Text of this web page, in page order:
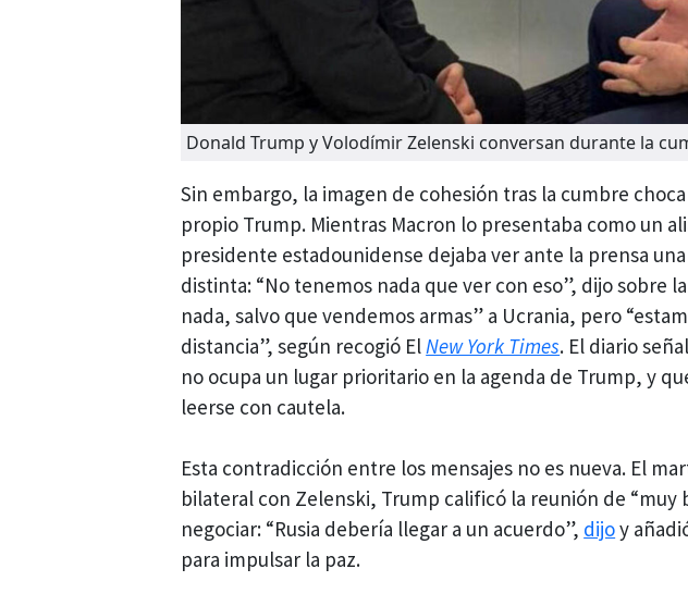
Donald Trump y Volodímir Zelenski conversan durante la
Sin embargo, la imagen de cohesión tras la cumbre
propio Trump. Mientras Macron lo presentaba como un
presidente estadounidense dejaba ver ante la prensa
distinta: “No tenemos nada que ver con eso”, dijo sobre
nada, salvo que vendemos armas” a Ucrania, pero
distancia”, según recogió ElNew York Times. El diario
no ocupa un lugar prioritario en la agenda de Trump, y
leerse con cautela.
Esta contradicción entre los mensajes no es nueva. El
bilateral con Zelenski, Trump calificó la reunión de “muy
negociar: “Rusia debería llegar a un acuerdo”, dijoy
para impulsar la paz.